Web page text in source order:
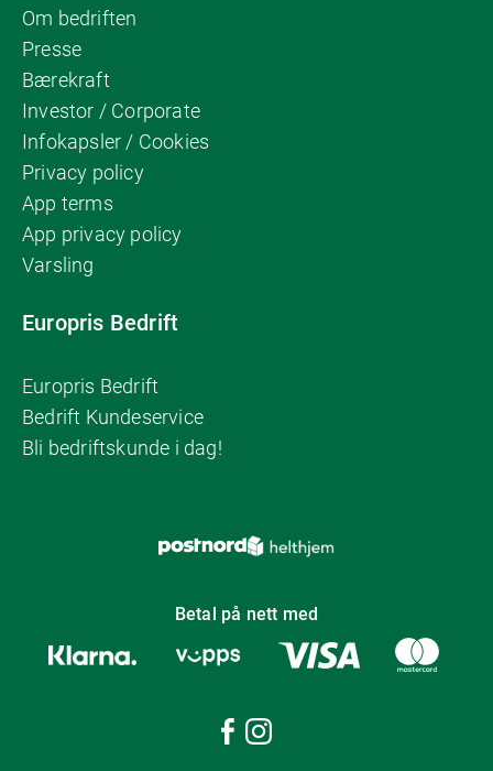
Om bedriften
Presse
Bærekraft
Investor / Corporate
Infokapsler / Cookies
Privacy policy
App terms
App privacy policy
Varsling
Europris Bedrift
Europris Bedrift
Bedrift Kundeservice
Bli bedriftskunde i dag!
Betal på nett med